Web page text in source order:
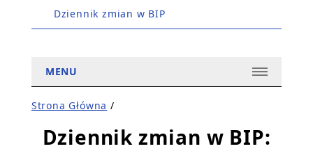
Dziennik zmian w BIP
MENU
Strona Główna /
Dziennik zmian w BIP: